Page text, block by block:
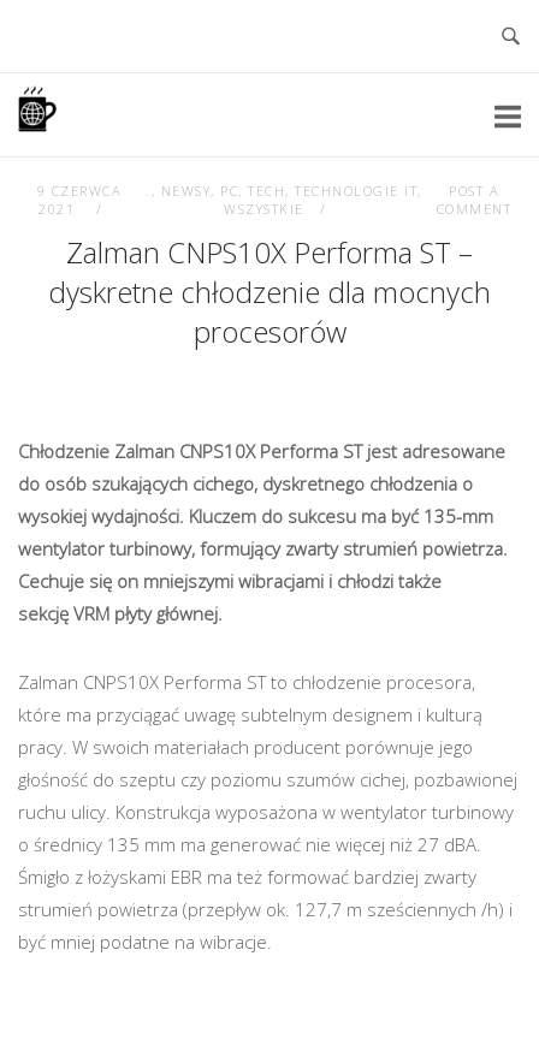
content
Home
9 CZERWCA
2021
. , NEWSY, PC,TECH ,TECHNOLOGIE IT,
WSZYSTKIE
POST A
COMMENT
Zalman CNPS10X Performa ST –
dyskretne chłodzenie dla mocnych
procesorów
Chłodzenie Zalman CNPS10X Performa ST jest adresowane
do osób szukających cichego, dyskretnego chłodzenia o
wysokiej wydajności. Kluczem do sukcesu ma być 135-mm
wentylator turbinowy, formujący zwarty strumień powietrza.
Cechuje się on mniejszymi wibracjami i chłodzi także
sekcję VRM płyty głównej.
Zalman CNPS10X Performa ST to chłodzenie procesora,
które ma przyciągać uwagę subtelnym designem i kulturą
pracy. W swoich materiałach producent porównuje jego
głośność do szeptu czy poziomu szumów cichej, pozbawionej
ruchu ulicy. Konstrukcja wyposażona w wentylator turbinowy
o średnicy 135 mm ma generować nie więcej niż 27 dBA.
Śmigło z łożyskami EBR ma też formować bardziej zwarty
strumień powietrza (przepływ ok. 127,7 m sześciennych /h) i
być mniej podatne na wibracje.